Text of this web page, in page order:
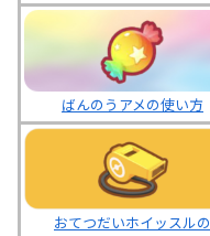
ばんのうアメの使い方
おてつだいホイッスルの